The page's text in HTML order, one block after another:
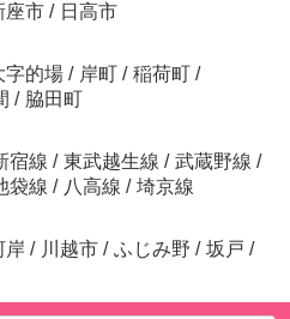
座市 / 日高市
字的場 / 岸町 / 稲荷町 /
/ 脇田町
宿線 / 東武越生線 / 武蔵野線 /
袋線 / 八高線 / 埼京線
岸 / 川越市 / ふじみ野 / 坂戸 /